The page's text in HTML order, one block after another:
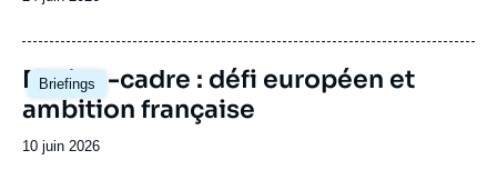
publication
Briefings
Image
principale
Nation-cadre : défi européen et
ambition française
Date
10 juin 2026